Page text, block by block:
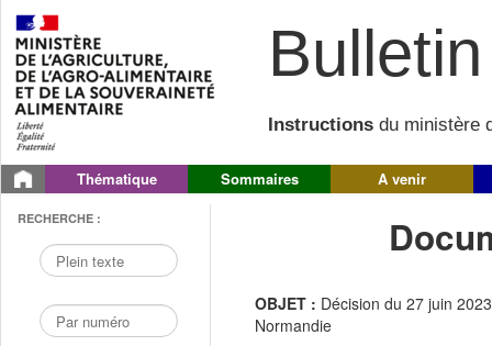
Instructions du ministère
Thématique Sommaires A venir
RECHERCHE :
OBJET : Décision du 27 juin
Normandie